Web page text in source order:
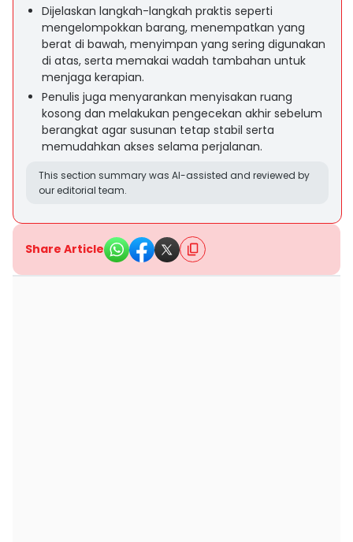
Dijelaskan langkah-langkah praktis seperti
mengelompokkan barang, menempatkan yang
berat di bawah, menyimpan yang sering digunakan
di atas, serta memakai wadah tambahan untuk
menjaga kerapian.
Penulis juga menyarankan menyisakan ruang
kosong dan melakukan pengecekan akhir sebelum
berangkat agar susunan tetap stabil serta
memudahkan akses selama perjalanan.
This section summary was AI-assisted and reviewed by
our editorial team.
Share Article